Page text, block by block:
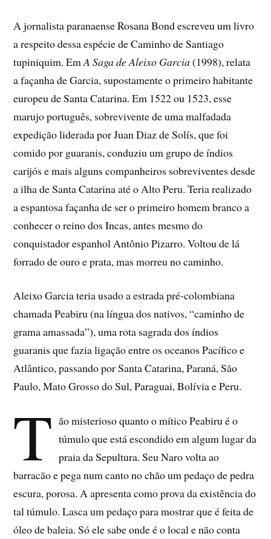
A jornalista paranaense Rosana Bond escreveu um livro
a respeito dessa espécie de Caminho de Santiago
tupiniquim. EmA Saga de Aleixo Garcia(1998), relata
a façanha de Garcia, supostamente o primeiro habitante
europeu de Santa Catarina. Em 1522 ou 1523, esse
marujo português, sobrevivente de uma malfadada
expedição liderada por Juan Diaz de Solís, que foi
comido por guaranis, conduziu um grupo de índios
carijós e mais alguns companheiros sobreviventes desde
a ilha de Santa Catarina até o Alto Peru. Teria realizado
a espantosa façanha de ser o primeiro homem branco a
conhecer o reino dos Incas, antes mesmo do
conquistador espanhol Antônio Pizarro. Voltou de lá
forrado de ouro e prata, mas morreu no caminho.
Aleixo Garcia teria usado a estrada pré-colombiana
chamada Peabiru (na língua dos nativos, “caminho de
grama amassada”), uma rota sagrada dos índios
guaranis que fazia ligação entre os oceanos Pacífico e
Atlântico, passando por Santa Catarina, Paraná, São
Paulo, Mato Grosso do Sul, Paraguai, Bolívia e Peru.
T ão misterioso quanto o mítico Peabiru é o
túmulo que está escondido em algum lugar da
praia da Sepultura. Seu Naro volta ao
barracão e pega num canto no chão um pedaço de pedra
escura, porosa. A apresenta como prova da existência do
tal túmulo. Lasca um pedaço para mostrar que é feita de
óleo de baleia. Só ele sabe onde é o local e não conta